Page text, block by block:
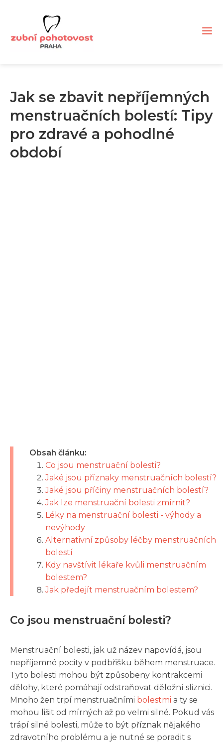
Jak se zbavit nepříjemných
menstruačních bolestí: Tipy
pro zdravé a pohodlné
období
Obsah článku:
Co jsou menstruační bolesti?
Jaké jsou příznaky menstruačních bolestí?
Jaké jsou příčiny menstruačních bolestí?
Jak lze menstruační bolesti zmírnit?
Léky na menstruační bolesti - výhody a
nevýhody
Alternativní způsoby léčby menstruačních
bolestí
Kdy navštívit lékaře kvůli menstruačním
bolestem?
Jak předejít menstruačním bolestem?
Co jsou menstruační bolesti?
Menstruační bolesti, jak už název napovídá, jsou
nepříjemné pocity v podbřišku během menstruace.
Tyto bolesti mohou být způsobeny kontrakcemi
dělohy, které pomáhají odstraňovat děložní sliznici.
Mnoho žen trpí menstruačními bolestmi a ty se
mohou lišit od mírných až po velmi silné. Pokud vás
trápí silné bolesti, může to být příznak nějakého
zdravotního problému a je nutné se poradit s